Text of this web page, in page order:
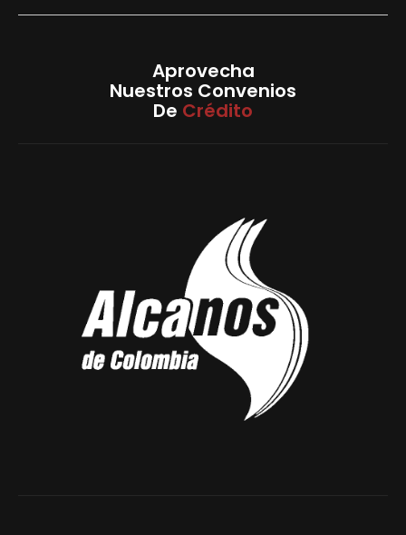
Aprovecha
Nuestros Convenios
De Crédito